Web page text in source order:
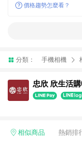
價格趨勢怎麼看？
分類： 手機相機
忠欣 欣生活
相似商品 熱銷排